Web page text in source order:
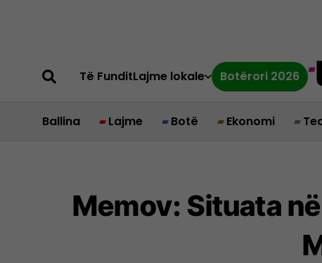
Të FunditLajme lokale Botërori 2026
Ballina Lajme Botë Ekonomi
Memov: Situata